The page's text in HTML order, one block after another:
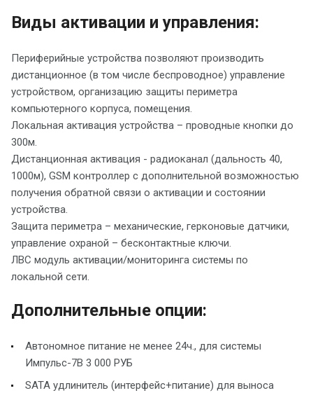
Виды активации и управления:
Периферийные устройства позволяют производить
дистанционное (в том числе беспроводное) управление
устройством, организацию защиты периметра
компьютерного корпуса, помещения.
Локальная активация устройства – проводные кнопки до
300м.
Дистанционная активация - радиоканал (дальность 40,
1000м), GSM контроллер с дополнительной возможностью
получения обратной связи о активации и состоянии
устройства.
Защита периметра – механические, герконовые датчики,
управление охраной – бесконтактные ключи.
ЛВС модуль активации/мониторинга системы по
локальной сети.
Дополнительные опции:
Автономное питание не менее 24ч., для системы
Импульс-7В 3 000 РУБ
SATA удлинитель (интерфейс+питание) для выноса